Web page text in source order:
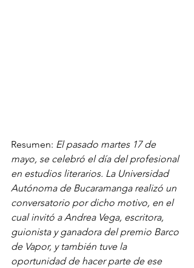
Resumen: El pasado martes 17 de
mayo, se celebró el día del profesional
en estudios literarios. La Universidad
Autónoma de Bucaramanga realizó un
conversatorio por dicho motivo, en el
cual invitó a Andrea Vega, escritora,
guionista y ganadora del premio Barco
de Vapor, y también tuve la
oportunidad de hacer parte de ese